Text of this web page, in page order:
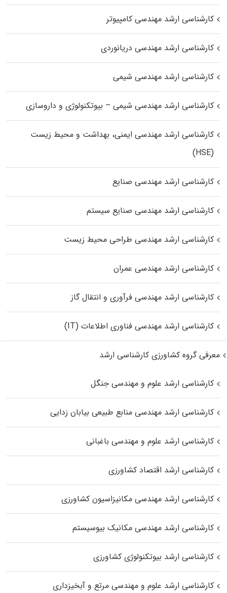
کارشناسی ارشد مهندسی کامپیوتر
کارشناسی ارشد مهندسی دریانوردی
کارشناسی ارشد مهندسی شیمی
کارشناسی ارشد مهندسی شیمی – بیوتکنولوژی و داروسازی
کارشناسی ارشد مهندسی ایمنی، بهداشت و محیط زیست
(HSE)
کارشناسی ارشد مهندسی صنایع
کارشناسی ارشد مهندسی صنایع سیستم
کارشناسی ارشد مهندسی طراحی محیط زیست
کارشناسی ارشد مهندسی عمران
کارشناسی ارشد مهندسی فرآوری و انتقال گاز
کارشناسی ارشد مهندسی فناوری اطلاعات (IT)
معرفی گروه کشاورزی کارشناسی ارشد
کارشناسی ارشد علوم و مهندسی جنگل
کارشناسی ارشد مهندسی منابع طبیعی بیابان زدایی
کارشناسی ارشد علوم و مهندسی باغبانی
کارشناسی ارشد اقتصاد کشاورزی
کارشناسی ارشد مهندسی مکانیزاسیون کشاورزی
کارشناسی ارشد مهندسی مکانیک بیوسیستم
کارشناسی ارشد بیوتکنولوژی کشاورزی
کارشناسی ارشد علوم و مهندسی مرتع و آبخیزداری